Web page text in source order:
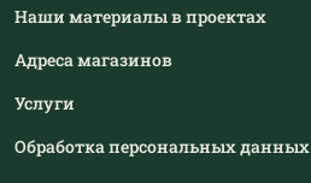
Наши материалы в проектах
Адреса магазинов
Услуги
Обработка персональных данных